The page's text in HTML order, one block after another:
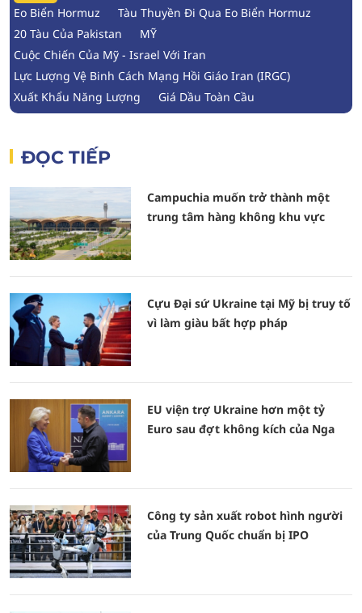
Eo Biển Hormuz
Tàu Thuyền Đi Qua Eo Biển Hormuz
20 Tàu Của Pakistan
MỸ
Cuộc Chiến Của Mỹ - Israel Với Iran
Lực Lượng Vệ Binh Cách Mạng Hồi Giáo Iran (IRGC)
Xuất Khẩu Năng Lượng
Giá Dầu Toàn Cầu
ĐỌC TIẾP
Campuchia muốn trở thành một
trung tâm hàng không khu vực
Cựu Đại sứ Ukraine tại Mỹ bị truy tố
vì làm giàu bất hợp pháp
EU viện trợ Ukraine hơn một tỷ
Euro sau đợt không kích của Nga
Công ty sản xuất robot hình người
của Trung Quốc chuẩn bị IPO